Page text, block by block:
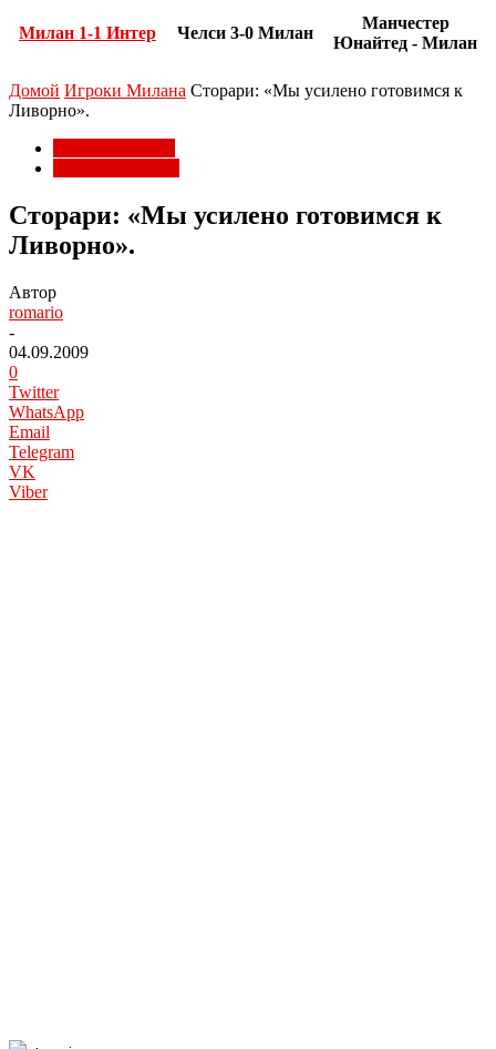
Милан 1-1 Интер Челси 3-0 Милан
Манчестер
Юнайтед - Милан
Домой Игроки Милана Сторари: «Мы усилено готовимся к
Ливорно».
Сторари: «Мы усилено готовимся к
Ливорно».
Автор
romario
-
04.09.2009
0
Twitter
WhatsApp
Email
Telegram
VK
Viber